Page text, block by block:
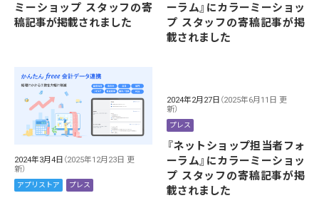
ミーショップ スタッフの寄
稿記事が掲載されました
ーラム』にカラーミーショッ
プ スタッフの寄稿記事が掲
載されました
2024年3月4日 （2025年12月23日 更
新）
アプリストア プレス
2024年2月27日 （2025年6月11日 更
新）
プレス
『ネットショップ担当者フォ
ーラム』にカラーミーショッ
プ スタッフの寄稿記事が掲
載されました